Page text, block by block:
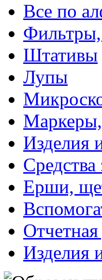
Все по
Фильтры,
Штативы
Лупы
Изделия
Ерши,
Изделия